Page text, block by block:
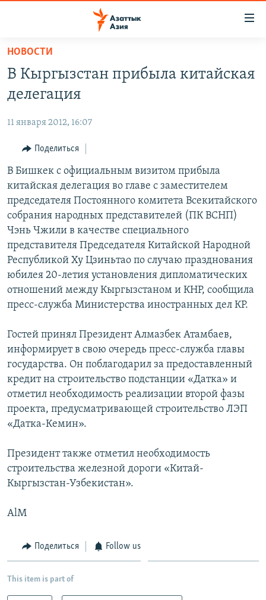
Вернуться
основному
содержанию
навигации
Вернутся
поиску
КАЗАХСТАН
УЗБЕКИСТАН
ТАДЖИКИСТАН
НОВОСТИ
НА ДРУГИХ ЯЗЫКАХ
ҚАЗАҚША
КЫРГЫЗЧА
ТОҶИКӢ
TÜRKMENÇE
Все сайты РСЕ/РС
НОВОСТИ
В Кыргызстан прибыла китайская
делегация
11 января 2012, 16:07
Поделиться
В Бишкек с официальным визитом прибыла
китайская делегация во главе с заместителем
председателя Постоянного комитета Всекитайского
собрания народных представителей (ПК ВСНП)
Чэнь Чжили в качестве специального
представителя Председателя Китайской Народной
Республикой Ху Цзиньтао по случаю празднования
юбилея 20-летия установления дипломатических
отношений между Кыргызстаном и КНР, сообщила
пресс-служба Министерства иностранных дел КР.
Гостей принял Президент Алмазбек Атамбаев,
информирует в свою очередь пресс-служба главы
государства. Он поблагодарил за предоставленный
кредит на строительство подстанции «Датка» и
отметил необходимость реализации второй фазы
проекта, предусматривающей строительство ЛЭП
«Датка-Кемин».
Президент также отметил необходимость
строительства железной дороги «Китай-
Кыргызстан-Узбекистан».
AlM
Поделиться Follow us
This item is part of